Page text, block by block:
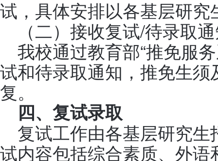
试，具体安排以各基层研
（二）接收复试/待录取
我校通过教育部“推免服
试和待录取通知，推免生须
复。
四、复试录取
复试工作由各基层研究
试内容包括综合素质、外